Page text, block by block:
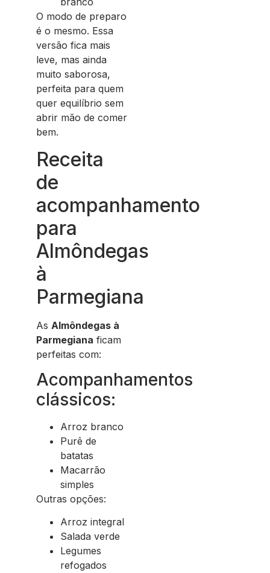
O modo de preparo
é o mesmo. Essa
versão fica mais
leve, mas ainda
muito saborosa,
perfeita para quem
quer equilíbrio sem
abrir mão de comer
bem.
Receita
de
acompanhamento
para
Almôndegas
à
Parmegiana
As Almôndegas à
Parmegiana ficam
perfeitas com:
Acompanhamentos
clássicos:
Arroz branco
Purê de
batatas
Macarrão
simples
Outras opções:
Arroz integral
Salada verde
Legumes
refogados